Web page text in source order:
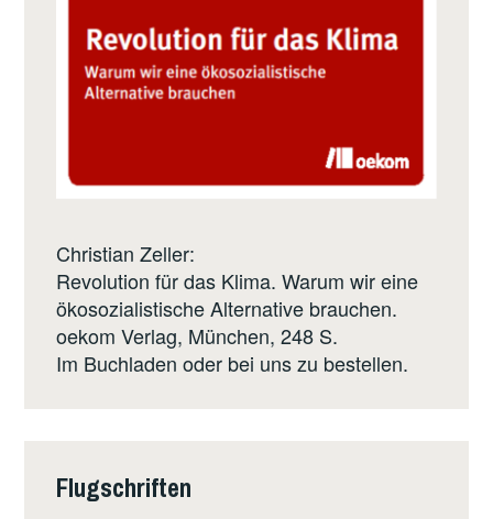
Christian Zeller:
Revolution für das Klima. Warum wir eine
ökosozialistische Alternative brauchen.
oekom Verlag, München, 248 S.
Im Buchladen oder bei uns zu bestellen.
Flugschriften